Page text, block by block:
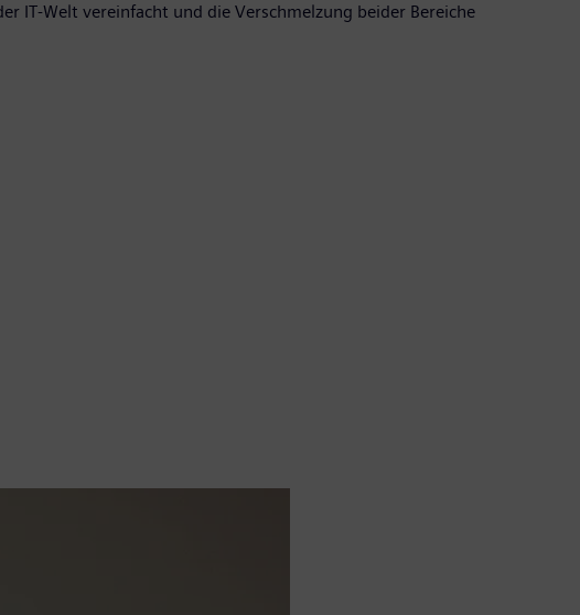
IT-Welt vereinfacht und die Verschmelzung beider Bereiche